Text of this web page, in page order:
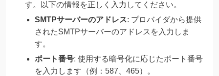
す。以下の情報を正しく入力してください。
SMTPサーバーのアドレス: プロバイダから提供
されたSMTPサーバーのアドレスを入力しま
す。
ポート番号: 使用する暗号化に応じたポート番号
を入力します（例：587、465）。